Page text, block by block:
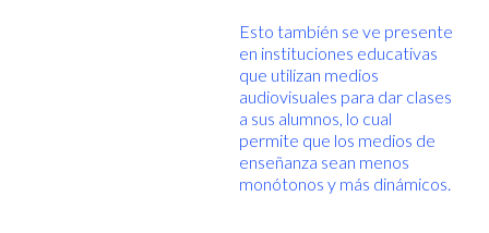
Esto también se ve presente
en instituciones educativas
que utilizan medios
audiovisuales para dar clases
a sus alumnos, lo cual
permite que los medios de
enseñanza sean menos
monótonos y más dinámicos.